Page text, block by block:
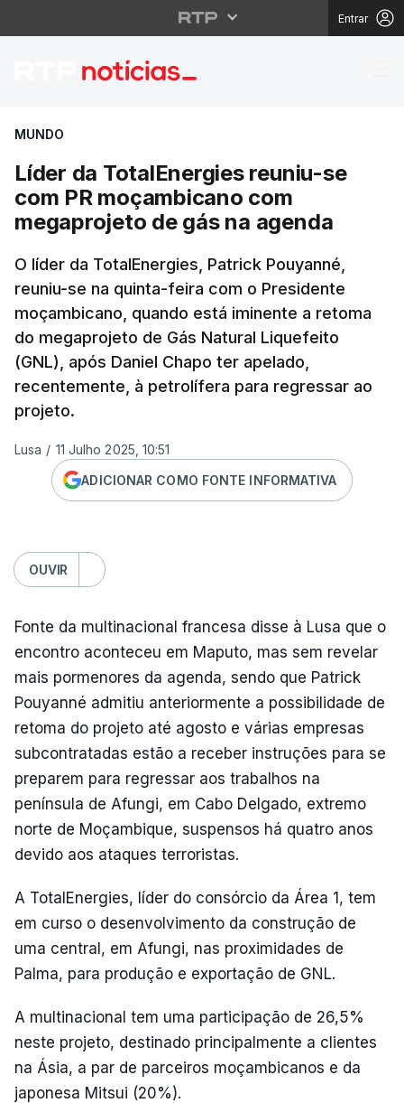
Entrar
Líder da
MUNDO
Líder da TotalEnergies reuniu-se
com PR moçambicano com
megaprojeto de gás na agenda
O líder da TotalEnergies, Patrick Pouyanné,
reuniu-se na quinta-feira com o Presidente
moçambicano, quando está iminente a retoma
do megaprojeto de Gás Natural Liquefeito
(GNL), após Daniel Chapo ter apelado,
recentemente, à petrolífera para regressar ao
projeto.
Lusa / 11 Julho 2025, 10:51
ADICIONAR COMO FONTE INFORMATIVA
OUVIR
Fonte da multinacional francesa disse à Lusa que o
encontro aconteceu em Maputo, mas sem revelar
mais pormenores da agenda, sendo que Patrick
Pouyanné admitiu anteriormente a possibilidade de
retoma do projeto até agosto e várias empresas
subcontratadas estão a receber instruções para se
preparem para regressar aos trabalhos na
península de Afungi, em Cabo Delgado, extremo
norte de Moçambique, suspensos há quatro anos
devido aos ataques terroristas.
A TotalEnergies, líder do consórcio da Área 1, tem
em curso o desenvolvimento da construção de
uma central, em Afungi, nas proximidades de
Palma, para produção e exportação de GNL.
A multinacional tem uma participação de 26,5%
neste projeto, destinado principalmente a clientes
na Ásia, a par de parceiros moçambicanos e da
japonesa Mitsui (20%).